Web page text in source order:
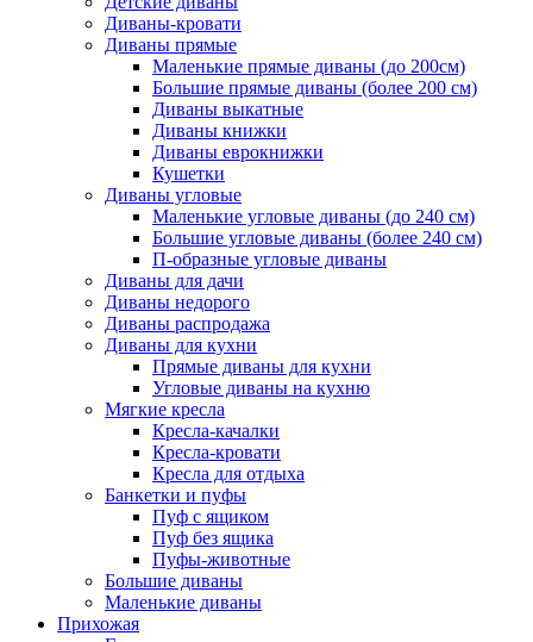
Диваны-кровати
Диваны прямые
Маленькие прямые диваны (до 200см)
Большие прямые диваны (более 200 см)
Диваны выкатные
Диваны книжки
Диваны еврокнижки
Кушетки
Диваны угловые
Маленькие угловые диваны (до 240 см)
Большие угловые диваны (более 240 см)
П-образные угловые диваны
Диваны для дачи
Диваны недорого
Диваны распродажа
Диваны для кухни
Прямые диваны для кухни
Угловые диваны на кухню
Мягкие кресла
Кресла-качалки
Кресла-кровати
Кресла для отдыха
Банкетки и пуфы
Пуф с ящиком
Пуф без ящика
Пуфы-животные
Большие диваны
Маленькие диваны
Прихожая